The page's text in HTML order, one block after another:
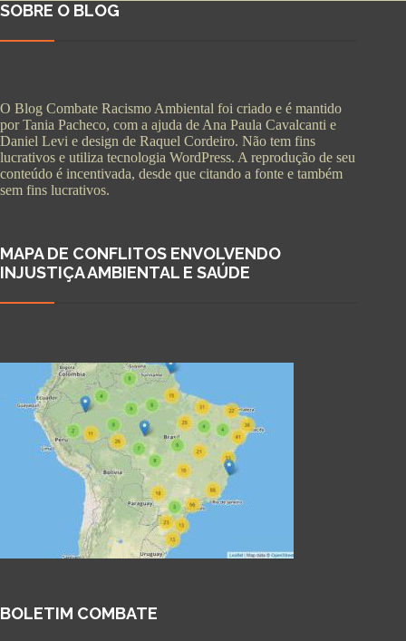
SOBRE O BLOG
O Blog Combate Racismo Ambiental foi criado e é mantido
por Tania Pacheco, com a ajuda de Ana Paula Cavalcanti e
Daniel Levi e design de Raquel Cordeiro. Não tem fins
lucrativos e utiliza tecnologia WordPress. A reprodução de seu
conteúdo é incentivada, desde que citando a fonte e também
sem fins lucrativos.
MAPA DE CONFLITOS ENVOLVENDO
INJUSTIÇA AMBIENTAL E SAÚDE
BOLETIM COMBATE